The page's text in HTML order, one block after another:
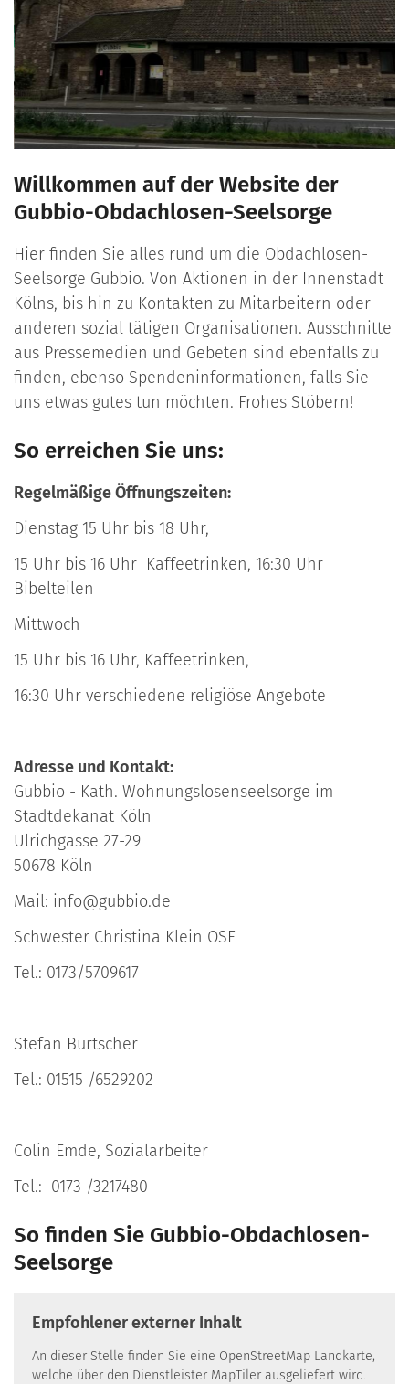
Willkommen auf der Website der
Gubbio-Obdachlosen-Seelsorge
Hier finden Sie alles rund um die Obdachlosen-
Seelsorge Gubbio. Von Aktionen in der Innenstadt
Kölns, bis hin zu Kontakten zu Mitarbeitern oder
anderen sozial tätigen Organisationen. Ausschnitte
aus Pressemedien und Gebeten sind ebenfalls zu
finden, ebenso Spendeninformationen, falls Sie
uns etwas gutes tun möchten. Frohes Stöbern!
So erreichen Sie uns:
Regelmäßige Öffnungszeiten:
Dienstag 15 Uhr bis 18 Uhr,
15 Uhr bis 16 Uhr Kaffeetrinken, 16:30 Uhr
Bibelteilen
Mittwoch
15 Uhr bis 16 Uhr, Kaffeetrinken,
16:30 Uhr verschiedene religiöse Angebote
Adresse und Kontakt:
Gubbio - Kath. Wohnungslosenseelsorge im
Stadtdekanat Köln
Ulrichgasse 27-29
50678 Köln
Mail: info@gubbio.de
Schwester Christina Klein OSF
Tel.: 0173/5709617
Stefan Burtscher
Tel.: 01515 /6529202
Colin Emde, Sozialarbeiter
Tel.: 0173 /3217480
So finden Sie Gubbio-Obdachlosen-
Seelsorge
Empfohlener externer Inhalt
An dieser Stelle finden Sie eine OpenStreetMap Landkarte,
welche über den Dienstleister MapTiler ausgeliefert wird.